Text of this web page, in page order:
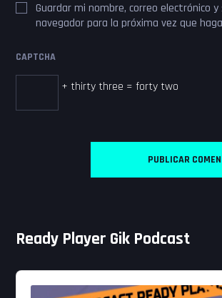
Guardar mi nombre, correo electrónico
navegador para la próxima vez que
CAPTCHA
+ thirty three = forty two
Ready Player Gik Podcast
Audio
Player